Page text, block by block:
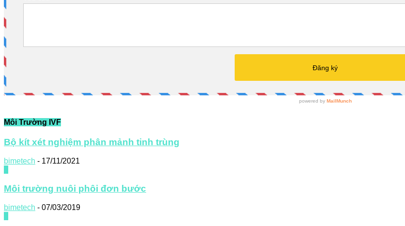
Môi Trường IVF
Bộ kít xét nghiệm phân mảnh tinh trùng
bimetech - 17/11/2021
Môi trường nuôi phôi đơn bước
bimetech - 07/03/2019